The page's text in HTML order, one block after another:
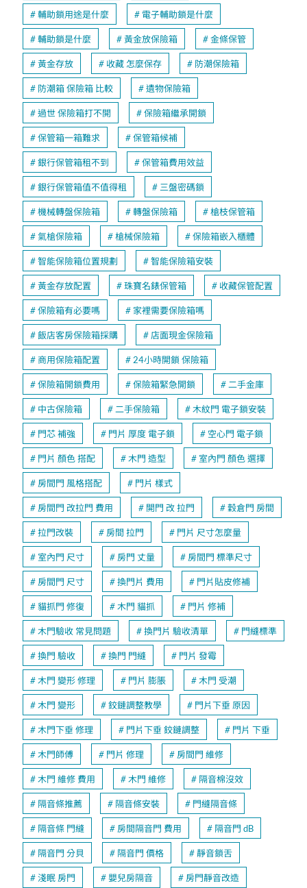
輔助鎖用途是什麼 電子輔助鎖是什麼
輔助鎖是什麼 黃金放保險箱 金條保管
黃金存放 收藏 怎麼保存 防潮保險箱
防潮箱 保險箱 比較 遺物保險箱
過世 保險箱打不開 保險箱繼承開鎖
保管箱一箱難求 保管箱候補
銀行保管箱租不到 保管箱費用效益
銀行保管箱值不值得租 三盤密碼鎖
機械轉盤保險箱 轉盤保險箱 槍枝保管箱
氣槍保險箱 槍械保險箱 保險箱嵌入櫃體
智能保險箱位置規劃 智能保險箱安裝
黃金存放配置 珠寶名錶保管箱 收藏保管配置
保險箱有必要嗎 家裡需要保險箱嗎
飯店客房保險箱採購 店面現金保險箱
商用保險箱配置 24小時開鎖 保險箱
保險箱開鎖費用 保險箱緊急開鎖 二手金庫
中古保險箱 二手保險箱 木紋門 電子鎖安裝
門芯 補強 門片 厚度 電子鎖 空心門 電子鎖
門片 顏色 搭配 木門 造型 室內門 顏色 選擇
房間門 風格搭配 門片 樣式
房間門 改拉門 費用 開門 改 拉門 穀倉門 房間
拉門改裝 房間 拉門 門片 尺寸怎麼量
室內門 尺寸 房門 丈量 房間門 標準尺寸
房間門 尺寸 換門片 費用 門片貼皮修補
貓抓門 修復 木門 貓抓 門片 修補
木門驗收 常見問題 換門片 驗收清單 門縫標準
換門 驗收 換門 門縫 門片 發霉
木門 變形 修理 門片 膨脹 木門 受潮
木門 變形 鉸鏈調整教學 門片下垂 原因
木門下垂 修理 門片下垂 鉸鏈調整 門片 下垂
木門師傅 門片 修理 房間門 維修
木門 維修 費用 木門 維修 隔音棉沒效
隔音條推薦 隔音條安裝 門縫隔音條
隔音條 門縫 房間隔音門 費用 隔音門 dB
隔音門 分貝 隔音門 價格 靜音鎖舌
淺眠 房門 嬰兒房隔音 房門靜音改造